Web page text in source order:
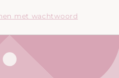
met wachtwoord